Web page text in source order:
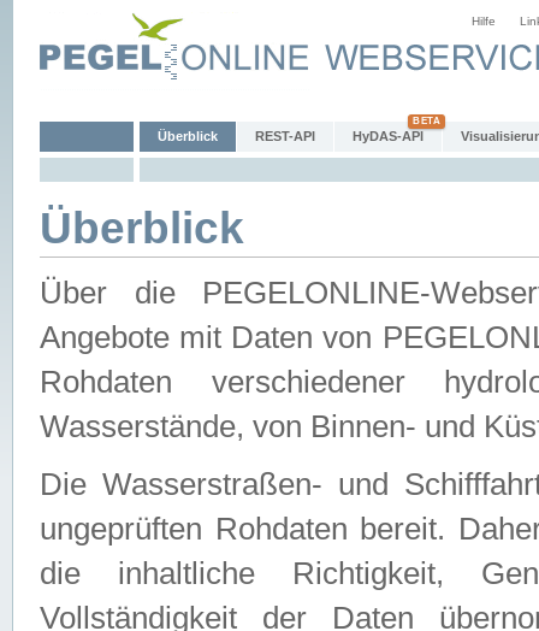
Hilfe
Überblick REST-API HyDAS-API
Überblick
Über die PEGELONLINE-
Angebote mit Daten von
Rohdaten verschiedener
Wasserstände, von Binnen- und
Die Wasserstraßen- und
ungeprüften Rohdaten bereit.
die inhaltliche Richtigkeit,
Vollständigkeit der Daten